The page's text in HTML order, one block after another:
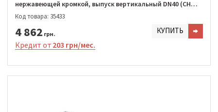
нержавеющей кромкой, выпуск вертикальный DN40 (CH
750/S40 MN1)
Код товара: 35433
4 862 грн. КУПИТЬ
Кредит от 203 грн/мес.